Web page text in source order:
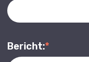
Bericht:*